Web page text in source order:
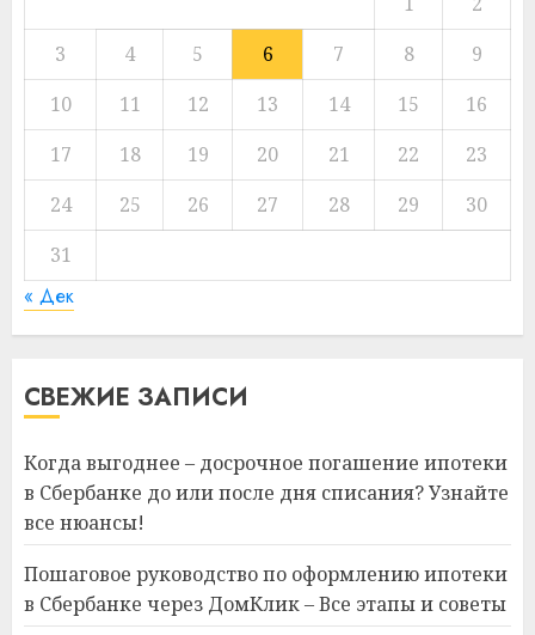
3
4 5 6 7 8
9
10
11 12 13 14 15
16
17
18 19 20 21 22
23
24
25 26 27 28 29
30
31
« Дек
СВЕЖИЕ ЗАПИСИ
Когда выгоднее – досрочное погашение ипотеки
в Сбербанке до или после дня списания? Узнайте
все нюансы!
Пошаговое руководство по оформлению ипотеки
в Сбербанке через ДомКлик – Все этапы и советы